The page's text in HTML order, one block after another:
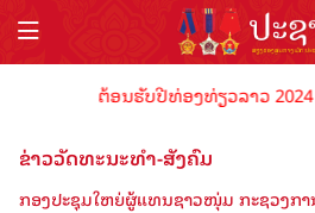
ຕ້ອນຮັບປີທ່ອງທ່ຽວລາວ 2024
ຂ່າວວັດທະນະທຳ-ສັງຄົມ
ກອງປະຊຸມໃຫຍ່ຜູ້ແທນຊາວໜຸ່ມ ກະຊວງກາ